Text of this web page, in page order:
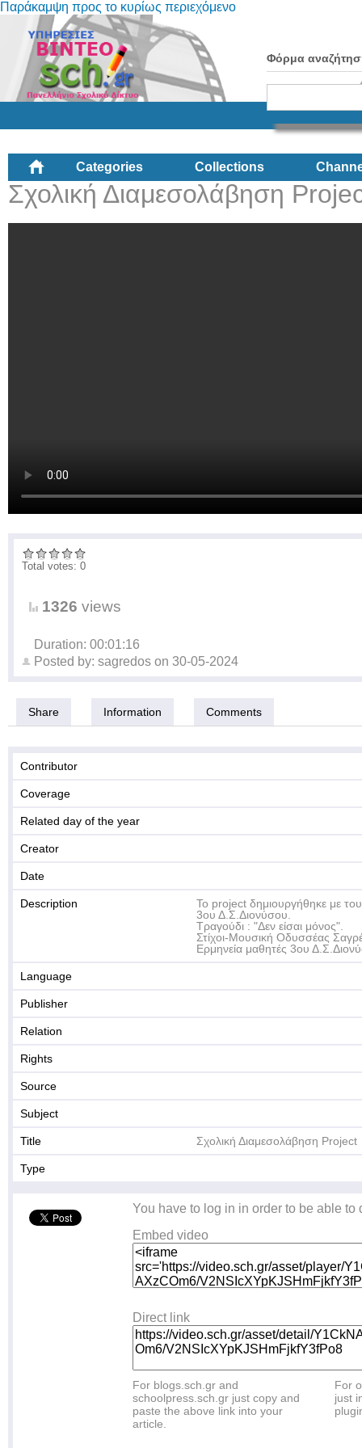
Παράκαμψη προς το κυρίως περιεχόμενο
Φόρμα
Categories Collections
Σχολική Διαμεσολάβηση
Total votes: 0
1326 views
Duration: 00:01:16
Posted by: sagredos on 30-05-2024
Share Information Comments
Contributor
Coverage
Related day of the year
Creator
Date
Description
Το project δημιουργήθηκε με
3ου Δ.Σ.Διονύσου.
Τραγούδι : "Δεν είσαι μόνος".
Στίχοι-Μουσική Οδυσσέας
Ερμηνεία μαθητές 3ου
Language
Publisher
Relation
Rights
Source
Subject
Title Σχολική Διαμεσολάβηση Project
Type
You have to log in in order to be able to
Embed video
Direct link
For blogs.sch.gr and
schoolpress.sch.gr just copy and
paste the above link into your
article.
For
just